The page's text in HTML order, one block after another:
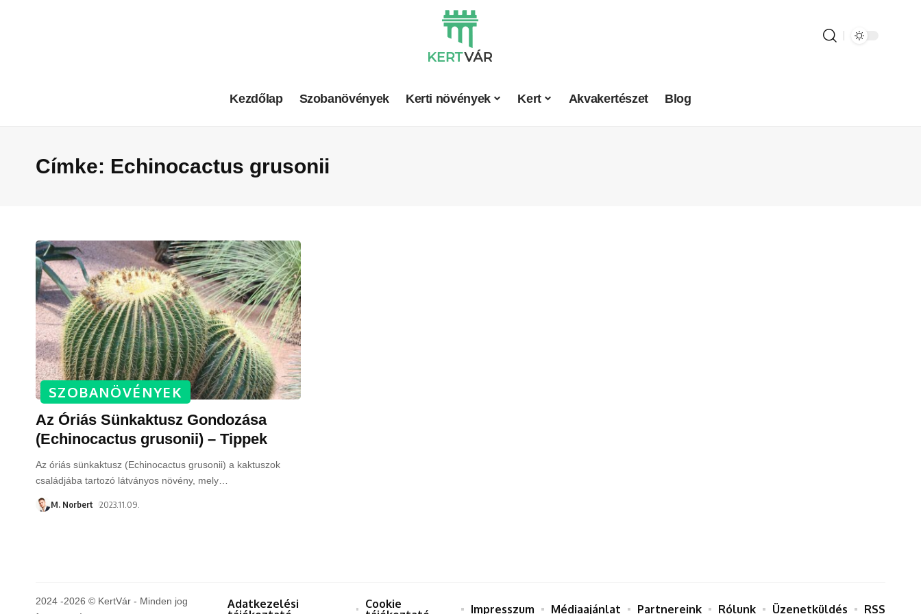
Kezdőlap Szobanövények Kerti növények Kert Akvakertészet Blog
Címke: Echinocactus grusonii
SZOBANÖVÉNYEK
Az Óriás Sünkaktusz Gondozása
(Echinocactus grusonii) – Tippek
Az óriás sünkaktusz (Echinocactus grusonii) a kaktuszok
családjába tartozó látványos növény, mely
M. Norbert 2023.11.09.
2024 -2026 © KertVár - Minden jog
Adatkezelési
Cookie
Impresszum Médiaajánlat Partnereink Rólunk Üzenetküldés RSS